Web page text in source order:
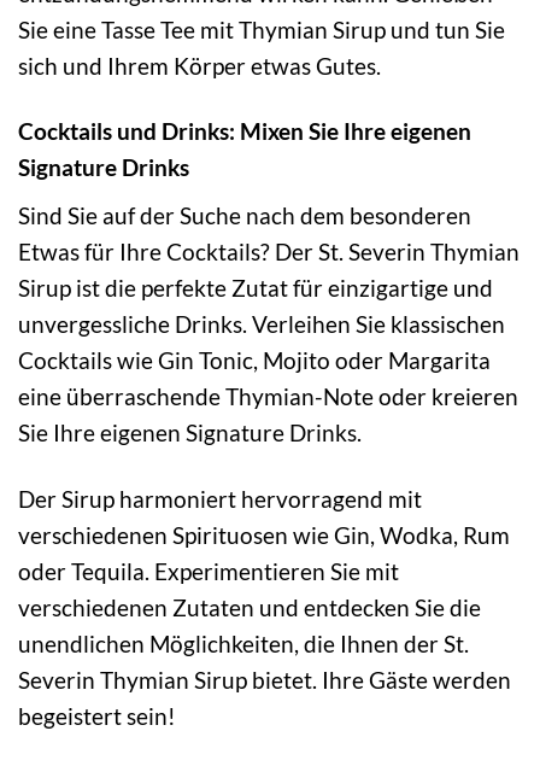
Sie eine Tasse Tee mit Thymian Sirup und tun Sie
sich und Ihrem Körper etwas Gutes.
Cocktails und Drinks: Mixen Sie Ihre eigenen
Signature Drinks
Sind Sie auf der Suche nach dem besonderen
Etwas für Ihre Cocktails? Der St. Severin Thymian
Sirup ist die perfekte Zutat für einzigartige und
unvergessliche Drinks. Verleihen Sie klassischen
Cocktails wie Gin Tonic, Mojito oder Margarita
eine überraschende Thymian-Note oder kreieren
Sie Ihre eigenen Signature Drinks.
Der Sirup harmoniert hervorragend mit
verschiedenen Spirituosen wie Gin, Wodka, Rum
oder Tequila. Experimentieren Sie mit
verschiedenen Zutaten und entdecken Sie die
unendlichen Möglichkeiten, die Ihnen der St.
Severin Thymian Sirup bietet. Ihre Gäste werden
begeistert sein!